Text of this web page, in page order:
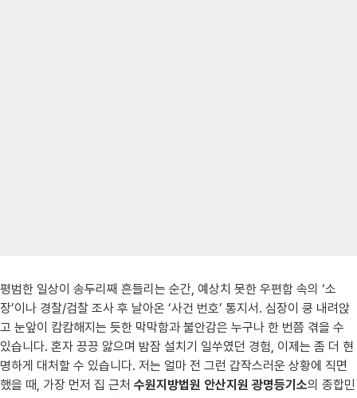
평범한 일상이 송두리째 흔들리는 순간, 예상치 못한 우편함 속의 ‘소
장’이나 경찰/검찰 조사 후 날아온 ‘사건 번호’ 통지서. 심장이 쿵 내려앉
고 눈앞이 캄캄해지는 듯한 막막함과 불안감은 누구나 한 번쯤 겪을 수
있습니다. 혼자 끙끙 앓으며 밤잠 설치기 일쑤였던 경험, 이제는 좀 더 현
명하게 대처할 수 있습니다. 저는 얼마 전 그런 갑작스러운 상황에 직면
했을 때, 가장 먼저 집 근처 수원지방법원 안산지원 광명등기소의 종합민